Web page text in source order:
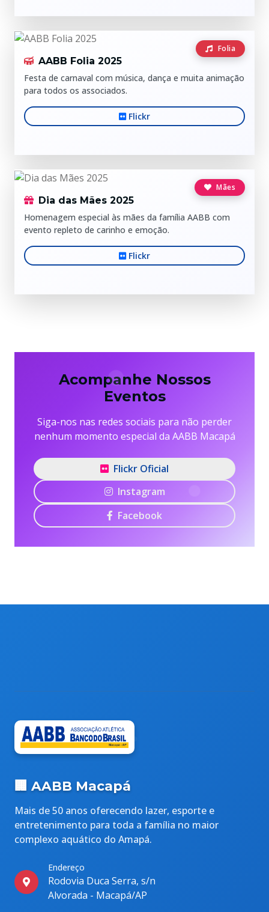
Folia
AABB Folia 2025
Festa de carnaval com música, dança e muita animação
para todos os associados.
Flickr
Mães
Dia das Mães 2025
Homenagem especial às mães da família AABB com
evento repleto de carinho e emoção.
Flickr
Acompanhe Nossos
Eventos
Siga-nos nas redes sociais para não perder
nenhum momento especial da AABB Macapá
Flickr Oficial
Instagram
Facebook
🏢 AABB Macapá
Mais de 50 anos oferecendo lazer, esporte e
entretenimento para toda a família no maior
complexo aquático do Amapá.
Endereço
Rodovia Duca Serra, s/n
Alvorada - Macapá/AP